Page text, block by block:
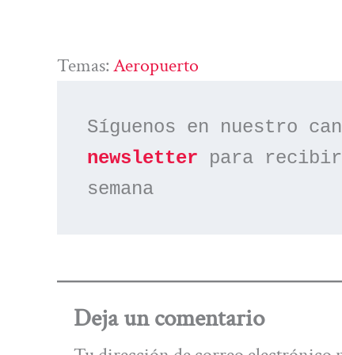
Temas:Aeropuerto
Síguenos en nuestro
newsletter para
semana
Deja un comentario